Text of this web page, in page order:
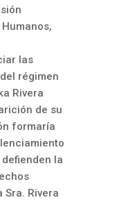
las
régimen
Rivera
de su
formaría
la
Sra. Rivera